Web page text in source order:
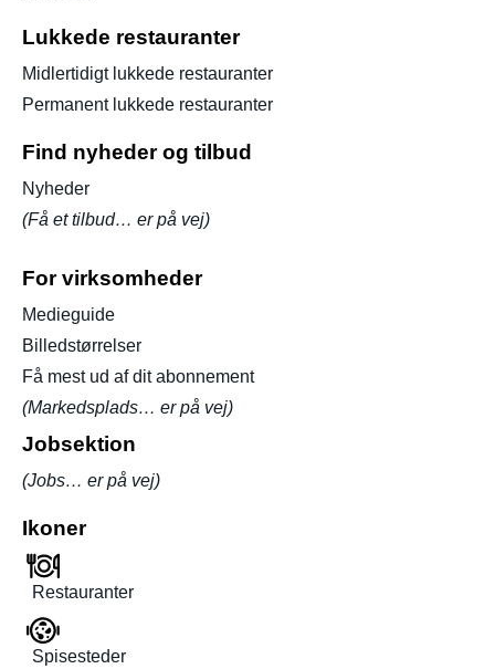
Lukkede restauranter
Midlertidigt lukkede restauranter
Permanent lukkede restauranter
Find nyheder og tilbud
Nyheder
(Få et tilbud… er på vej)
For virksomheder
Medieguide
Billedstørrelser
Få mest ud af dit abonnement
(Markedsplads… er på vej)
Jobsektion
(Jobs… er på vej)
Ikoner
Restauranter
Spisesteder